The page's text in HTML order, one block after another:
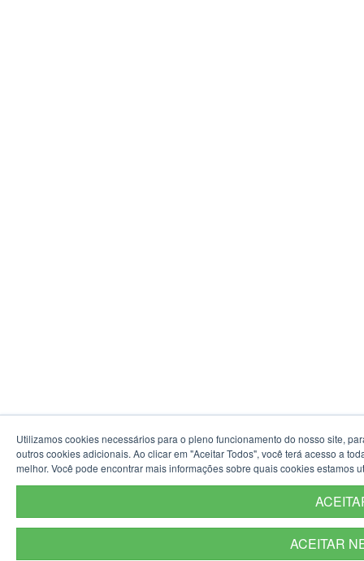
Utilizamos cookies necessários para o pleno funcionamento do nosso site,
outros cookies adicionais. Ao clicar em "Aceitar Todos", você terá acesso a
melhor. Você pode encontrar mais informações sobre quais cookies estamos
ACEITAR